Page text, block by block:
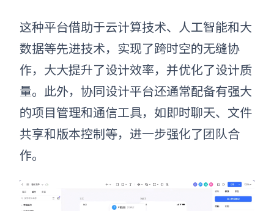
这种平台借助于云计算技术、人工智能和大
数据等先进技术，实现了跨时空的无缝协
作，大大提升了设计效率，并优化了设计质
量。此外，协同设计平台还通常配备有强大
的项目管理和通信工具，如即时聊天、文件
共享和版本控制等，进一步强化了团队合
作。